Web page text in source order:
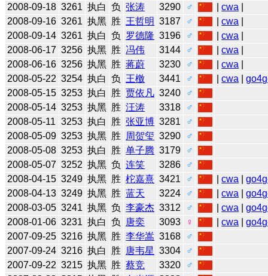
2008-09-18 3261 执白 负 张涛 3290 ♂ |cwa
2008-09-16 3261 执黑 胜 王哲明 3187 ♂ |cwa
2008-09-14 3261 执白 负 罗德隆 3196 ♂ |cwa
2008-06-17 3256 执黑 胜 冯伟 3144 ♂ |cwa
2008-06-16 3256 执黑 胜 蒋蔚 3230 ♂ |cwa
2008-05-22 3254 执白 负 王檄 3441 ♂ |cwa |
2008-05-15 3253 执白 胜 贾依凡 3240
♂
2008-05-14 3253 执黑 胜 汪涛 3318
♂
2008-05-11 3253 执白 胜 张亚博 3281
♂
2008-05-09 3253 执黑 胜 周贺玺 3290
♂
2008-05-08 3253 执白 胜 单子腾 3179
♂
2008-05-07 3252 执黑 负 连笑 3286
♂
2008-04-15 3249 执黑 胜 柁嘉熹 3421 ♂ |cwa |
2008-04-13 3249 执黑 胜 蓝天 3224 ♂ |cwa |
2008-03-05 3241 执黑 负 李豪杰 3312 ♂ |cwa |
2008-01-06 3231 执白 负 唐奕 3093 ♀ |cwa |
2007-09-25 3216 执黑 胜 李华嵩 3168
♂
2007-09-24 3216 执白 胜 唐韦星 3304
♂
2007-09-22 3215 执黑 胜 蔡竞 3320
♂